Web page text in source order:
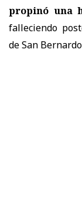
propinó una
falleciendo
de San